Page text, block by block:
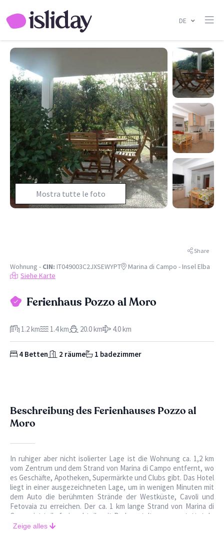
DE
Mostra tutte le foto
Wohnung - CIN: IT049003C2JXSEWYPT
Marina di Campo - Insel Elba
Siehe Karte
Share
Ferienhaus Pozzo al Moro
1.2 km 1.4 km 20.0 km 4.0 km
4 Betten 2 räume 1 badezimmer
Beschreibung des Ferienhauses Pozzo al
Moro
In ruhiger aber nicht isolierter Lage ist die Wohnung ca. 1,2 km
vom Zentrum und dem Strand von Marina di Campo entfernt, wo
es Geschäfte, Apotheken, Supermärkte und Clubs gibt. Das Hotel
liegt in einer ausgezeichneten Lage, um in wenigen Minuten mit
dem Auto die berühmten Strände der Westküste, Cavoli und
Fetovaia zu erreichen. Der ca. 1 km lange Strand von Marina di
Campo ist teils frei und teils mit Badeanstalten ausgestattet. In
einer ruhigen Gegend unweit des Zentrums befindet sich die
Zeige alles